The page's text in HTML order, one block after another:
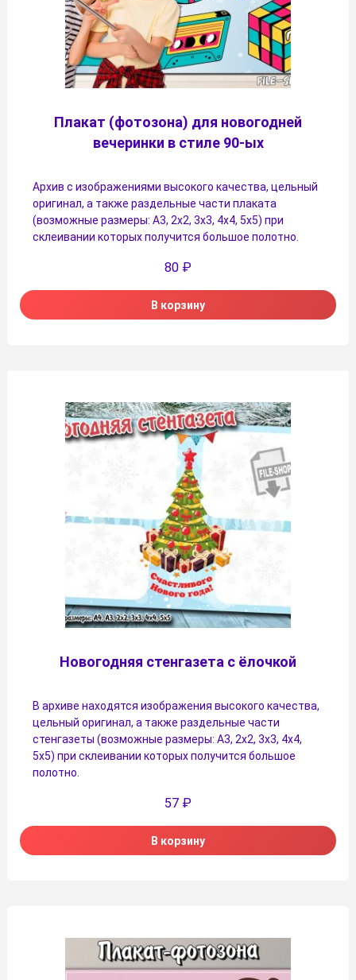
Плакат (фотозона) для новогодней
вечеринки в стиле 90-ых
Архив с изображениями высокого качества, цельный
оригинал, а также раздельные части плаката
(возможные размеры: А3, 2х2, 3х3, 4х4, 5х5) при
склеивании которых получится большое полотно.
80 ₽
В корзину
Новогодняя стенгазета с ёлочкой
В архиве находятся изображения высокого качества,
цельный оригинал, а также раздельные части
стенгазеты (возможные размеры: А3, 2х2, 3х3, 4х4,
5х5) при склеивании которых получится большое
полотно.
57 ₽
В корзину